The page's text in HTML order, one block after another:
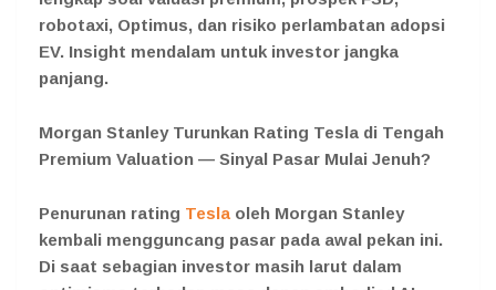
robotaxi, Optimus, dan risiko perlambatan adopsi
EV. Insight mendalam untuk investor jangka
panjang.
Morgan Stanley Turunkan Rating Tesla di Tengah
Premium Valuation — Sinyal Pasar Mulai Jenuh?
Penurunan rating Tesla oleh Morgan Stanley
kembali mengguncang pasar pada awal pekan ini.
Di saat sebagian investor masih larut dalam